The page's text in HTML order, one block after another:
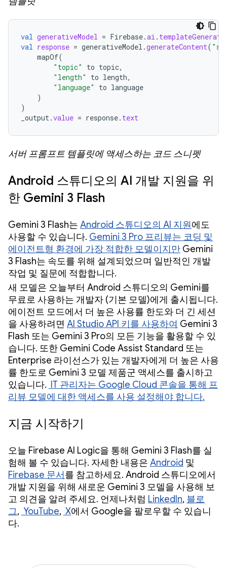
val generativeModel = Firebase.ai .
val response = generativeModel .generateContent(
mapOf(
"topic"
to topic,
"length"
to length,
"language"
to language
)
)
_output.value = response. text
서버 프롬프트 템플릿에 액세스하는 코드 스니펫
Android 스튜디오의 AI 개발 지원을 위
한 Gemini 3 Flash
Gemini 3 Flash는 Android 스튜디오의 AI 지원에도
사용할 수 있습니다. Gemini 3 Pro 프리뷰는 코딩 및
에이전트형 환경에 가장 적합한 모델이지만 Gemini
3 Flash는 속도를 위해 설계되었으며 일반적인 개발
작업 및 질문에 적합합니다.
새 모델은 오늘부터 Android 스튜디오의 Gemini를
무료로 사용하는 개발자 (기본 모델)에게 출시됩니다.
에이전트 모드에서 더 높은 사용률 한도와 더 긴 세션
을 사용하려면 AI Studio API 키를 사용하여 Gemini 3
Flash 또는 Gemini 3 Pro의 모든 기능을 활용할 수 있
습니다. 또한 Gemini Code Assist Standard 또는
Enterprise 라이선스가 있는 개발자에게 더 높은 사용
률 한도로 Gemini 3 모델 제품군 액세스를 출시하고
있습니다. IT 관리자는 Google Cloud 콘솔을 통해 프
리뷰 모델에 대한 액세스를 사용 설정해야 합니다.
지금 시작하기
오늘 Firebase AI Logic을 통해 Gemini 3 Flash를 실
험해 볼 수 있습니다. 자세한 내용은 Android 및
Firebase 문서를 참고하세요. Android 스튜디오에서
개발 지원을 위해 새로운 Gemini 3 모델을 사용해 보
고 의견을 알려 주세요. 언제나처럼 LinkedIn, 블로
그, YouTube, X에서 Google을 팔로우할 수 있습니
다.